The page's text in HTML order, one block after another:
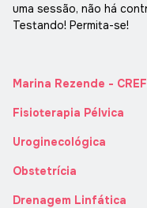
uma sessão, não há
Testando! Permita-se!
Marina Rezende -
Fisioterapia Pélvica
Uroginecológica
Obstetrícia
Drenagem Linfática